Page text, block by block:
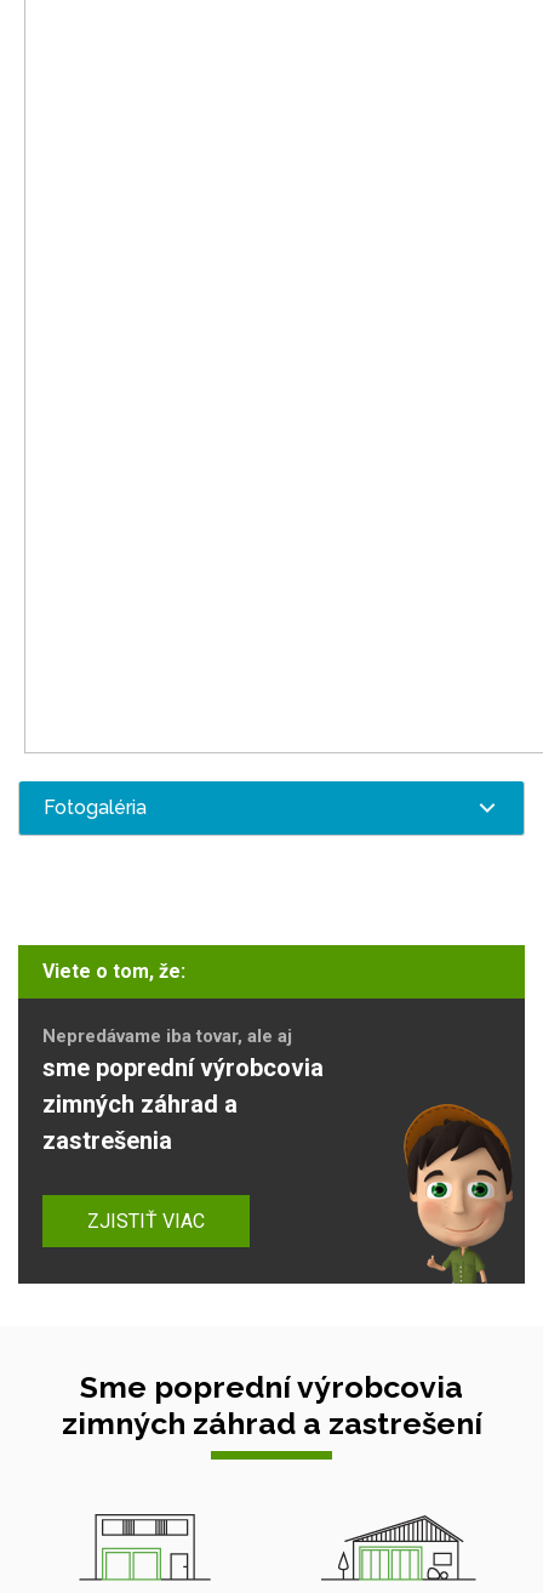
Fotogaléria
Viete o tom, že:
Nepredávame iba tovar, ale aj
sme poprední výrobcovia
zimných záhrad a
zastrešenia
ZJISTIŤ VIAC
Sme poprední výrobcovia
zimných záhrad a zastrešení